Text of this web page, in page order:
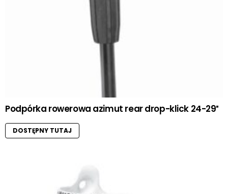
Podpórka rowerowa azimut rear drop-klick 24-29″
DOSTĘPNY TUTAJ